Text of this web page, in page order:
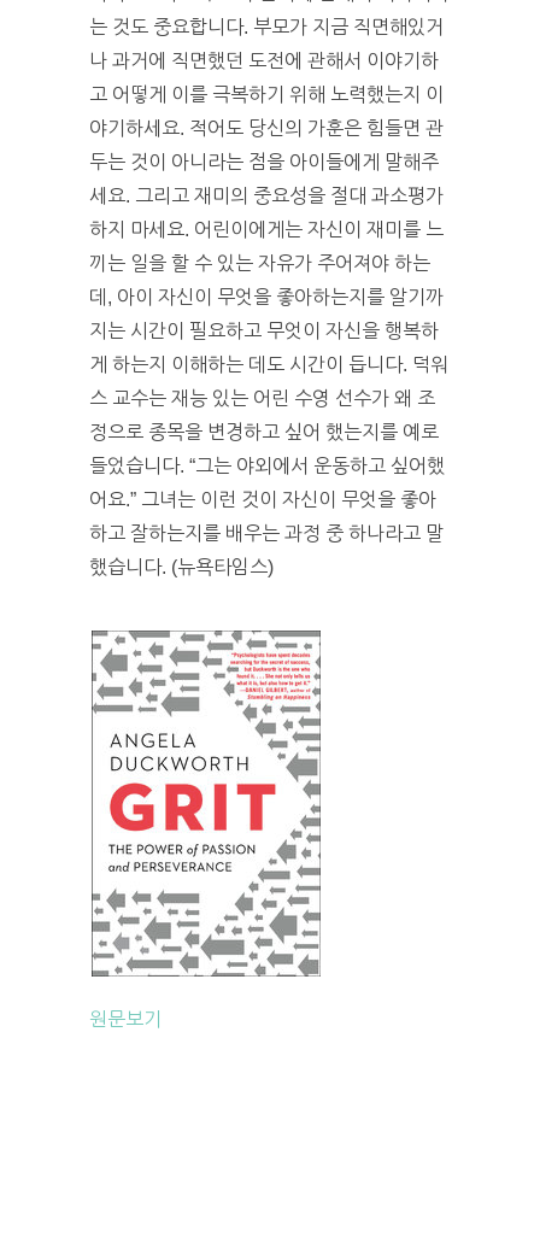
는 것도 중요합니다. 부모가 지금 직면해있거
나 과거에 직면했던 도전에 관해서 이야기하
고 어떻게 이를 극복하기 위해 노력했는지 이
야기하세요. 적어도 당신의 가훈은 힘들면 관
두는 것이 아니라는 점을 아이들에게 말해주
세요. 그리고 재미의 중요성을 절대 과소평가
하지 마세요. 어린이에게는 자신이 재미를 느
끼는 일을 할 수 있는 자유가 주어져야 하는
데, 아이 자신이 무엇을 좋아하는지를 알기까
지는 시간이 필요하고 무엇이 자신을 행복하
게 하는지 이해하는 데도 시간이 듭니다. 덕워
스 교수는 재능 있는 어린 수영 선수가 왜 조
정으로 종목을 변경하고 싶어 했는지를 예로
들었습니다. “그는 야외에서 운동하고 싶어했
어요.” 그녀는 이런 것이 자신이 무엇을 좋아
하고 잘하는지를 배우는 과정 중 하나라고 말
했습니다. (뉴욕타임스)
원문보기